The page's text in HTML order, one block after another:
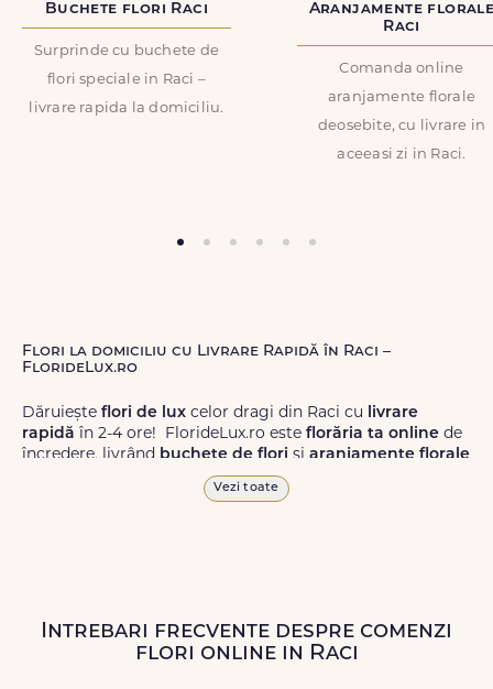
Buchete flori Raci
Surprinde cu buchete de
flori speciale in Raci –
livrare rapida la domiciliu.
Aranjamente
Raci
Comanda online
aranjamente florale
deosebite, cu livrare in
aceeasi zi in Raci.
Flori la domiciliu cu Livrare Rapidă în Raci –
FlorideLux.ro
Dăruiește flori de lux celor dragi din Raci cu livrare
rapidă în 2-4 ore! FlorideLux.ro este florăria ta online de
încredere, livrând buchete de flori și aranjamente florale
de calitate superioară în Raci și în toată România.
Livrăm buchete de florichiar și în weekend, pentru ca tu
să poți adresa un gest frumos atunci când ai nevoie.
Vezi toate
Intrebari frecvente despre comenzi
flori online in Raci